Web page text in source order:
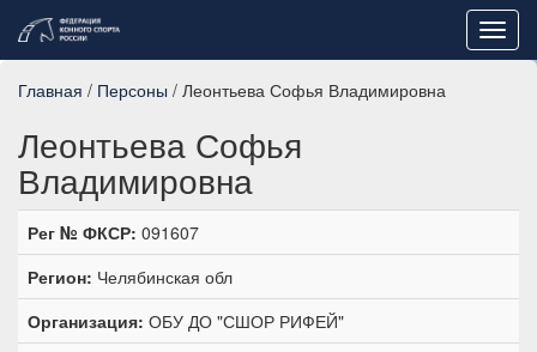
Главная / Персоны / Леонтьева Софья Владимировна
Леонтьева Софья
Владимировна
Рег № ФКСР: 091607
Регион: Челябинская обл
Организация: ОБУ ДО "СШОР РИФЕЙ"